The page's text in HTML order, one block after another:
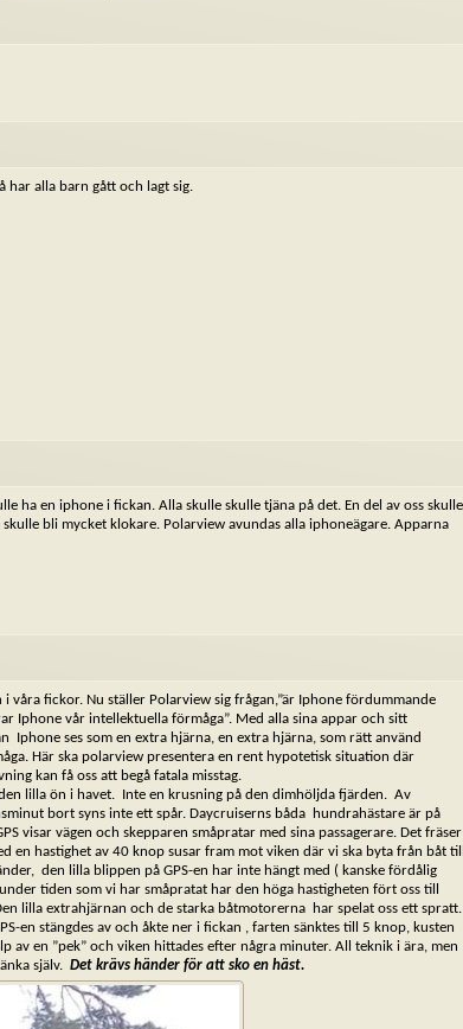
har alla barn gått och lagt sig.
ha en iphone i fickan. Alla skulle skulle tjäna på det. En del av oss skulle
bli mycket klokare. Polarview avundas alla iphoneägare. Apparna
våra fickor. Nu ställer Polarview sig frågan,”är Iphone fördummande
Iphone vår intellektuella förmåga”. Med alla sina appar och sitt
Iphone ses som en extra hjärna, en extra hjärna, som rätt använd
Här ska polarview presentera en rent hypotetisk situation där
omgivning kan få oss att begå fatala misstag.
lilla ön i havet. Inte en krusning på den dimhöljda fjärden. Av
bort syns inte ett spår. Daycruiserns båda hundrahästare är på
visar vägen och skepparen småpratar med sina passagerare. Det fräser
en hastighet av 40 knop susar fram mot viken där vi ska byta från båt
den lilla blippen på GPS-en har inte hängt med ( kanske fördålig
tiden som vi har småpratat har den höga hastigheten fört oss till
lilla extrahjärnan och de starka båtmotorerna har spelat oss ett spratt.
en stängdes av och åkte ner i fickan , farten sänktes till 5 knop, kusten
av en ”pek” och viken hittades efter några minuter. All teknik i ära, men
själv. Det krävs händer för att sko en häst.